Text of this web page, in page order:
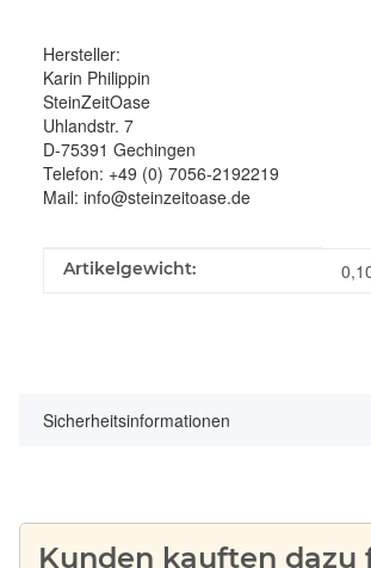
Hersteller:
Karin Philippin
SteinZeitOase
Uhlandstr. 7
D-75391 Gechingen
Telefon: +49 (0) 7056-2192219
Mail: info@steinzeitoase.de
Produkteigenschaft
Wert
Artikelgewicht:
Sicherheitsinformationen
Kunden kauften dazu